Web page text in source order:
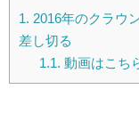
1. 2016年のクラウ
差し切る
1.1. 動画はこち